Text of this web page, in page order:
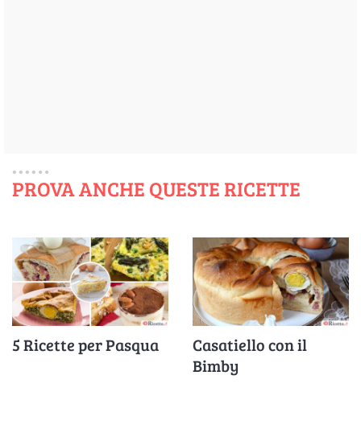
PROVA ANCHE QUESTE RICETTE
5 Ricette per Pasqua
Casatiello con il
Bimby